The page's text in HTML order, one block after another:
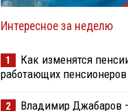
Интересное за неделю
1
Как изменятся
работающих пенсионеров
2
Владимир Джабаров